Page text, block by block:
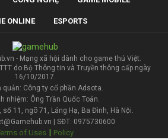
ONLINE ESPORTS
- Mạng xã hội dành cho game thủ Việt.
do Bộ Thông tin và Truyền thông cấp ngày
16/10/2017.
quản: Công ty cổ phần Adsota.
nhiệm: Ông Trần Quốc Toản.
11, ngõ 71, Láng Hạ, Ba Đình, Hà Nội.
| SĐT: 0975730600
of Uses | Policy